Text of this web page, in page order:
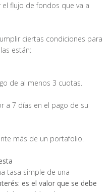
flujo de fondos que va a
ciertas condiciones para
están:
de al menos 3 cuotas.
a 7 días en el pago de su
más de un portafolio.
tasa simple de una
es el valor que se debe